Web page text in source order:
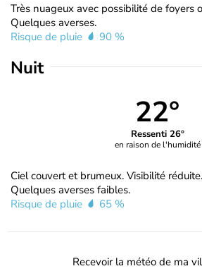
Très nuageux avec possibilité de foyers
Quelques averses.
Risque de pluie
90 %
Nuit
22°
Ressenti 26°
en raison de l'humidité
Ciel couvert et brumeux. Visibilité réduite.
Quelques averses faibles.
Risque de pluie
65 %
Recevoir la météo de ma